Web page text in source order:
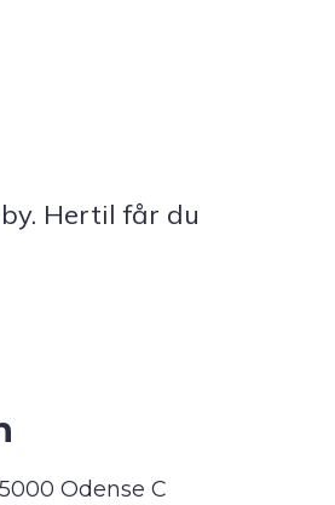
Hertil får du
Odense C